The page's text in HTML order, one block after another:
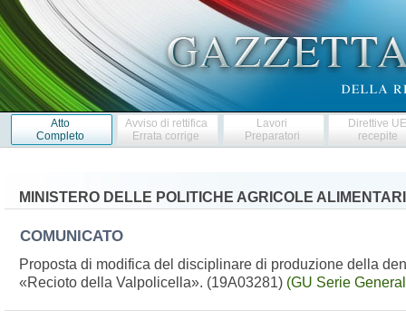
Atto
Completo
Avviso di rettifica
Errata corrige
Lavori
Preparatori
Direttive
recepite
MINISTERO DELLE POLITICHE AGRICOLE
COMUNICATO
Proposta di modifica del disciplinare di produzione della
«Recioto della Valpolicella». (19A03281) (GU Serie